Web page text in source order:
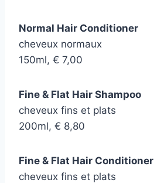
Normal Hair Conditioner
cheveux normaux
150ml, € 7,00
Fine & Flat Hair Shampoo
cheveux fins et plats
200ml, € 8,80
Fine & Flat Hair Conditioner
cheveux fins et plats